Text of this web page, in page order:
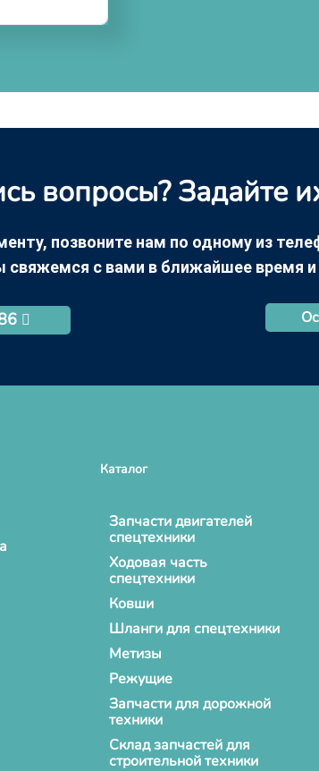
вопросы? Задайте
позвоните нам по одному из
свяжемся с вами в ближайшее время и
Каталог
Запчасти двигателей
спецтехники
Ходовая часть
спецтехники
Ковши
Шланги для спецтехники
Метизы
Режущие
Запчасти для дорожной
техники
Склад запчастей для
строительной техники